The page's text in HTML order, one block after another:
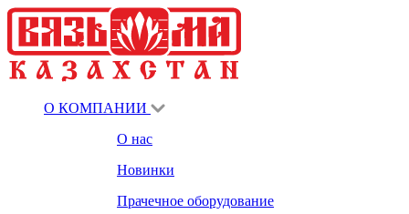
О КОМПАНИИ
О нас
Новинки
Прачечное оборудование